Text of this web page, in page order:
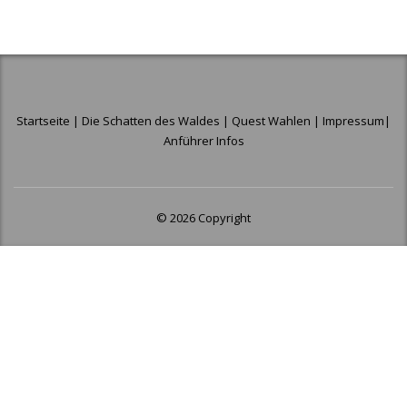
Startseite | Die Schatten des Waldes | Quest Wahlen | Impressum |
Anführer Infos
© 2026 Copyright